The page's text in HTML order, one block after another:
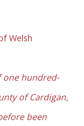
Welsh
one hundred-
of Cardigan,
been